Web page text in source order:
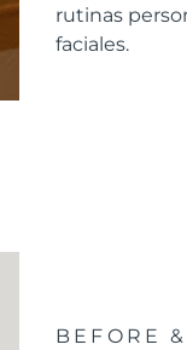
rutinas
faciales.
BEFORE